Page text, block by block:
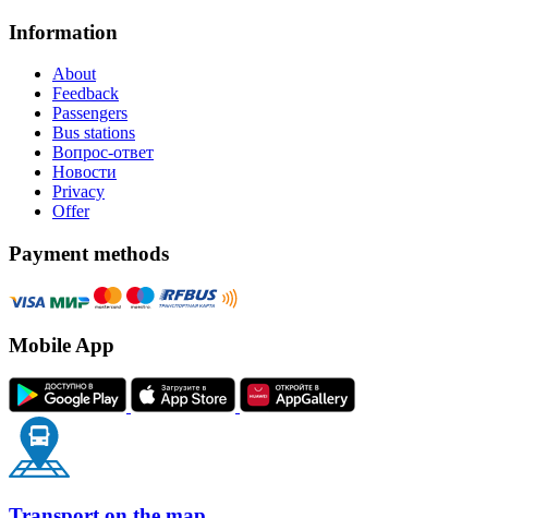
Information
About
Feedback
Passengers
Bus stations
Вопрос-ответ
Новости
Privacy
Offer
Payment methods
Mobile App